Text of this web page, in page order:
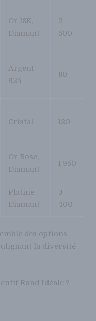
Or 18K,
Diamant
2
500
Argent
925
80
Cristal 120
Or Rose,
Diamant
1 950
Platine,
Diamant
3
400
des options
la diversité
Rond Idéale ?